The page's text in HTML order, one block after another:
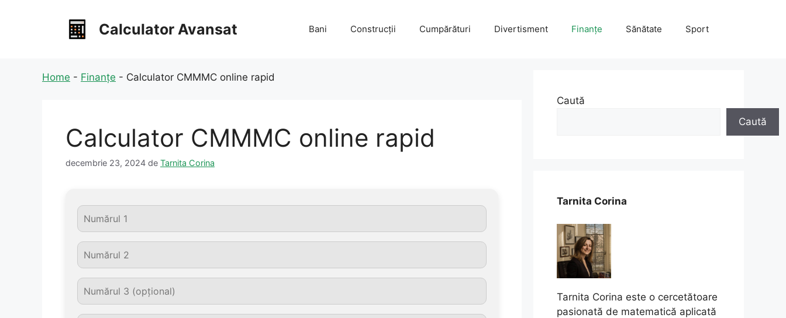
Calculator Avansat Bani Construcții Cumpărături Divertisment Finanțe Sănătate Sport
Home - Finanțe - Calculator CMMMC online rapid
Calculator CMMMC online rapid
decembrie 23, 2024 de Tarnita Corina
Caută
Caută
Tarnita Corina
Tarnita Corina este o cercetătoare
pasionată de matematică aplicată